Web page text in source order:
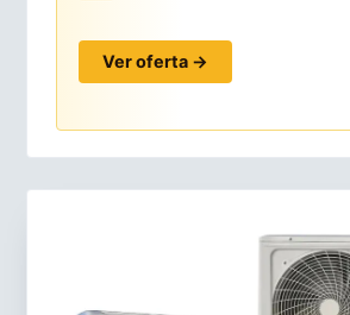
Ver oferta →